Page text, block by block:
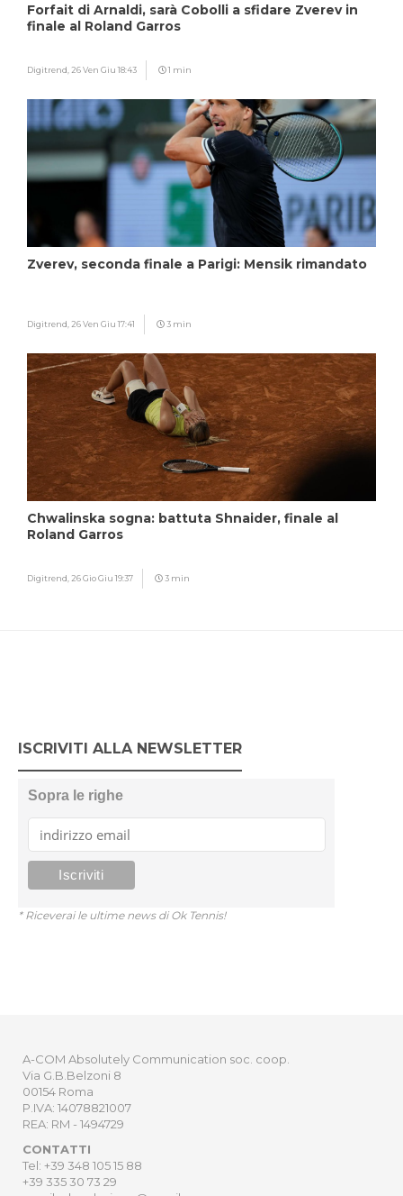
Forfait di Arnaldi, sarà Cobolli a sfidare Zverev in
finale al Roland Garros
Digitrend, 26 Ven Giu 18:43 1 min
Zverev, seconda finale a Parigi: Mensik rimandato
Digitrend, 26 Ven Giu 17:41 3 min
Chwalinska sogna: battuta Shnaider, finale al
Roland Garros
Digitrend, 26 Gio Giu 19:37 3 min
ISCRIVITI ALLA NEWSLETTER
Sopra le righe
* Riceverai le ultime news di Ok Tennis!
A-COM Absolutely Communication soc. coop.
Via G.B.Belzoni 8
00154 Roma
P.IVA: 14078821007
REA: RM - 1494729
CONTATTI
Tel: +39 348 105 15 88
+39 335 30 73 29